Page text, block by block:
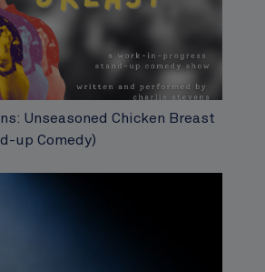
Unseasoned Chicken Breast
up Comedy)